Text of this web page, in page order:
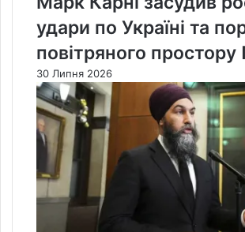
удари по Україні та
повітряного
30 Липня 2026